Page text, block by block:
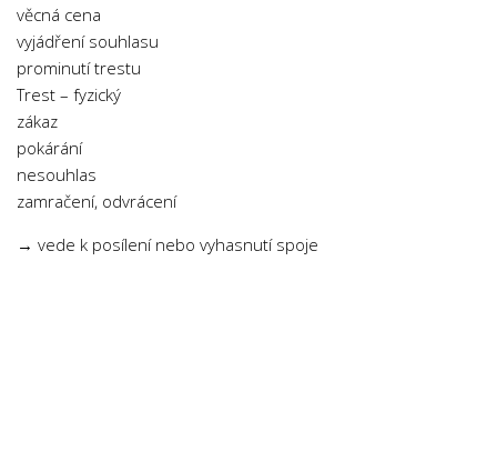
Marketing
Občanská nauka
Právo
Psychologie a Sociologie
Společenské vědy
věcná cena
vyjádření souhlasu
prominutí trestu
Trest – fyzický
zákaz
pokárání
nesouhlas
zamračení, odvrácení
→ vede k posílení nebo vyhasnutí spoje